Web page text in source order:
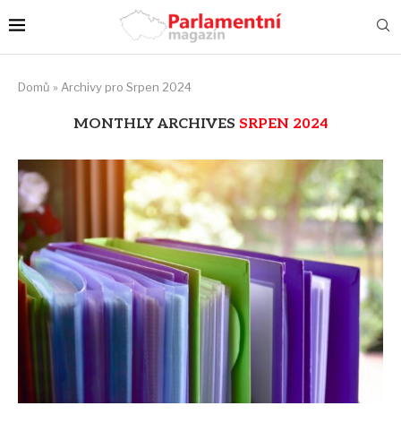
Domů » Archivy pro Srpen 2024
MONTHLY ARCHIVES SRPEN 2024